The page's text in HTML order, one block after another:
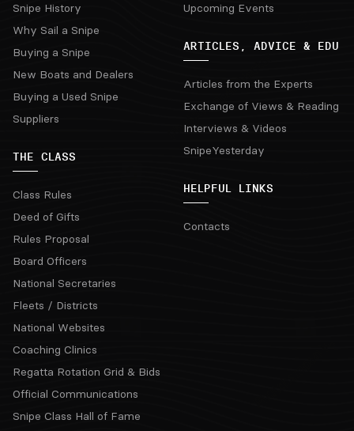
Snipe History
Why Sail a Snipe
Buying a Snipe
New Boats and Dealers
Buying a Used Snipe
Suppliers
THE CLASS
Class Rules
Deed of Gifts
Rules Proposal
Board Officers
National Secretaries
Fleets / Districts
National Websites
Coaching Clinics
Regatta Rotation Grid & Bids
Official Communications
Snipe Class Hall of Fame
Upcoming Events
ARTICLES, ADVICE & EDU
Articles from the Experts
Exchange of Views & Reading
Interviews & Videos
SnipeYesterday
HELPFUL LINKS
Contacts